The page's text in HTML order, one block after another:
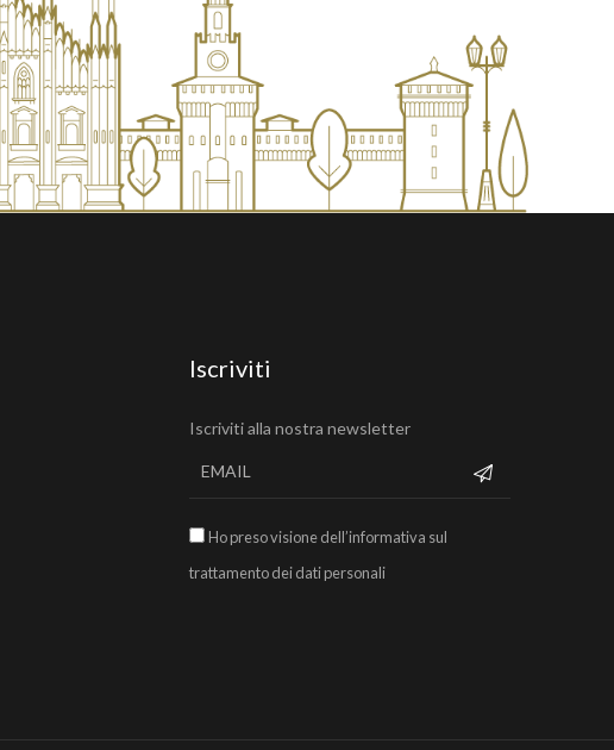
Iscriviti
Iscriviti alla nostra newsletter
Ho preso visione dell’informativa sul
trattamento dei dati personali